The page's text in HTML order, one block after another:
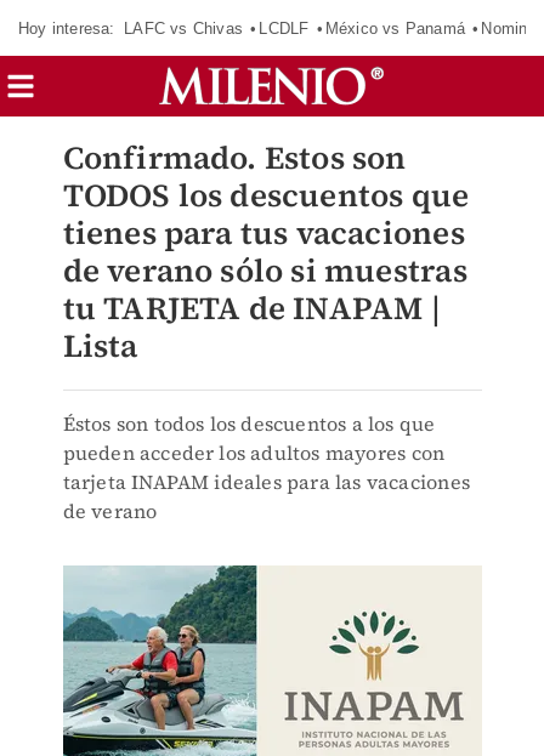
Hoy interesa: LAFC vs Chivas LCDLF México vs Panamá
Confirmado. Estos son
TODOS los descuentos que
tienes para tus vacaciones
de verano sólo si muestras
tu TARJETA de INAPAM |
Lista
Éstos son todos los descuentos a los que
pueden acceder los adultos mayores con
tarjeta INAPAM ideales para las vacaciones
de verano